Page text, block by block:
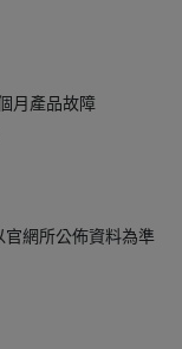
月產品故障
網所公佈資料為準